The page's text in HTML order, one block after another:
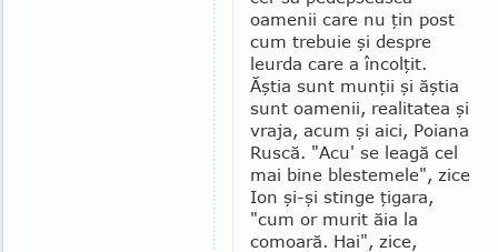
oame­nii care nu ţin post
cum trebuie şi despre
leurda care a încolţit.
Ăştia sunt mun­ţii şi ăştia
sunt oamenii, rea­litatea şi
vraja, acum şi aici, Poiana
Ruscă. "Acu' se leagă cel
mai bine blestemele", zice
Ion şi-şi stinge ţigara,
"cum or murit ăia la
comoară. Hai", zice,